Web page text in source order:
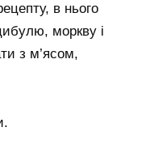
в нього
моркву і
з м’ясом,